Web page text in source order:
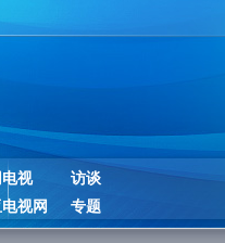
视
访谈
视网
专题